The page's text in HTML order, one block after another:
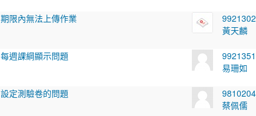
期限內無法上傳作業
黃天麟
每週課綱顯示問題
易珊如
設定測驗卷的問題
蔡佩儒